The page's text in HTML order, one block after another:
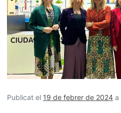
Publicat el 19 de febrer de 2024 a